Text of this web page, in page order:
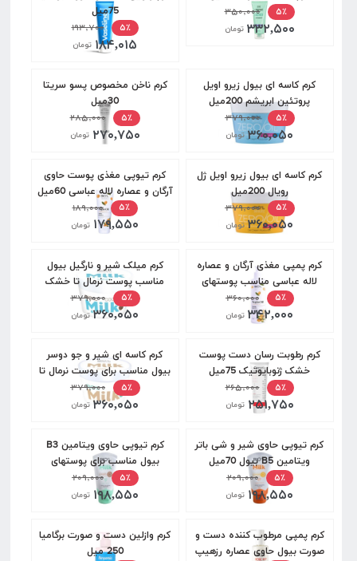
۵٪
۳۵۰,۰۰۰
۳۳۲,۵۰۰ تومان
75میل
۵٪
۱۹۳,۷۰۰
۱۸۴,۰۱۵ تومان
کرم کاسه ای بیول زیرو اویل
پروتئین ابریشم 200میل
۵٪
۳۷۹,۰۰۰
۳۶۰,۰۵۰ تومان
کرم ناخن مخصوص پسو سریتا
30میل
۵٪
۲۸۵,۰۰۰
۲۷۰,۷۵۰ تومان
کرم کاسه ای بیول زیرو اویل ژل
رویال 200میل
۵٪
۳۷۹,۰۰۰
۳۶۰,۰۵۰ تومان
کرم تیوپی مغذی پوست حاوی
آرگان و عصاره لاله عباسی 60میل
۵٪
۱۸۹,۰۰۰
۱۷۹,۵۵۰ تومان
کرم پمپی مغذی آرگان و عصاره
لاله عباسی مناسب پوستهای
خشک بیول 250میل
۵٪ ۳۶۰,۰۰۰
۳۴۲,۰۰۰ تومان
کرم میلک شیر و نارگیل بیول
مناسب پوست نرمال تا خشک
کاسه ای200میل
۵٪ ۳۷۹,۰۰۰
۳۶۰,۰۵۰ تومان
کرم رطوبت رسان دست پوست
خشک ژنوبایوتیک 75میل
۵٪
۲۶۵,۰۰۰
۲۵۱,۷۵۰ تومان
کرم کاسه ای شیر و جو دوسر
بیول مناسب برای پوست نرمال تا
خشک 200میل
۵٪ ۳۷۹,۰۰۰
۳۶۰,۰۵۰ تومان
کرم تیوپی حاوی شیر و شی باتر
ویتامین B5 بیول 70میل
۵٪
۲۰۹,۰۰۰
۱۹۸,۵۵۰ تومان
کرم تیوپی حاوی ویتامین B3
بیول مناسب برای پوستهای
معمولی و خشک 70میل
۵٪ ۲۰۹,۰۰۰
۱۹۸,۵۵۰ تومان
کرم پمپی مرطوب کننده دست و
صورت بیول حاوی عصاره رزهیپ
کرم وازلین دست و صورت برگامیا
250 میل